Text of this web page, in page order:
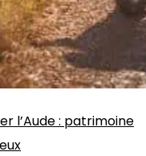
l’Aude : patrimoine